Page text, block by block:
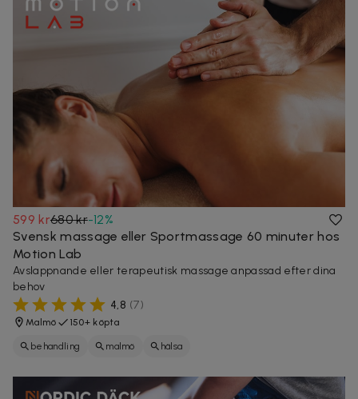
599 kr680 kr-12%
Svensk massage eller Sportmassage 60 minuter hos
Motion Lab
Avslappnande eller terapeutisk massage anpassad efter dina
behov
4,8 (7)
Malmö 150+ köpta
behandling malmö hälsa